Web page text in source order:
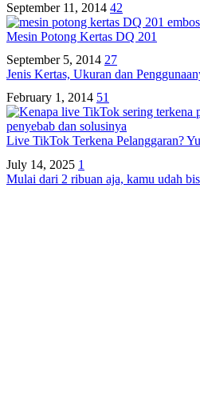
September 11, 2014 42
Mesin Potong Kertas DQ 201
September 5, 2014 27
Jenis Kertas, Ukuran dan
February 1, 2014 51
Live TikTok Terkena Pelanggaran?
July 14, 2025 1
Mulai dari 2 ribuan aja, kamu udah